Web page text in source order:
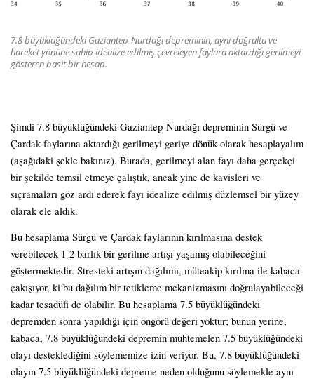
7.8 büyüklüğündeki Gaziantep-Nurdağı depreminin, aynı doğrultu ve
hareket yönüne sahip idealize edilmiş çevreleyen faylara aktardığı gerilmeyi
gösteren basit bir hesap.
Şimdi 7.8 büyüklüğündeki Gaziantep-Nurdağı depreminin Sürgü ve
Çardak faylarına aktardığı gerilmeyi geriye dönük olarak hesaplayalım
(aşağıdaki şekle bakınız). Burada, gerilmeyi alan fayı daha gerçekçi
bir şekilde temsil etmeye çalıştık, ancak yine de kavisleri ve
sıçramaları göz ardı ederek fayı idealize edilmiş düzlemsel bir yüzey
olarak ele aldık.
Bu hesaplama Sürgü ve Çardak faylarının kırılmasına destek
verebilecek 1-2 barlık bir gerilme artışı yaşamış olabileceğini
göstermektedir. Stresteki artışın dağılımı, müteakip kırılma ile kabaca
çakışıyor, ki bu dağılım bir tetikleme mekanizmasını doğrulayabileceği
kadar tesadüfi de olabilir. Bu hesaplama 7.5 büyüklüğündeki
depremden sonra yapıldığı için öngörü değeri yoktur; bunun yerine,
kabaca, 7.8 büyüklüğündeki depremin muhtemelen 7.5 büyüklüğündeki
olayı desteklediğini söylememize izin veriyor. Bu, 7.8 büyüklüğündeki
olayın 7.5 büyüklüğündeki depreme neden olduğunu söylemekle aynı